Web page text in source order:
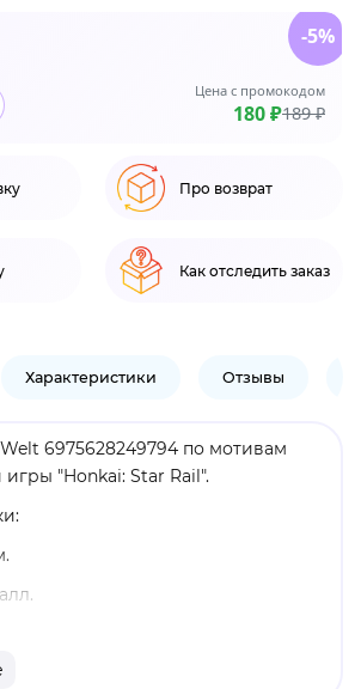
Цена с промокодом
180 ₽189 ₽
-5%
Про возврат
Как отследить заказ
Характеристики Отзывы
6975628249794 по мотивам
"Honkai: Star Rail".